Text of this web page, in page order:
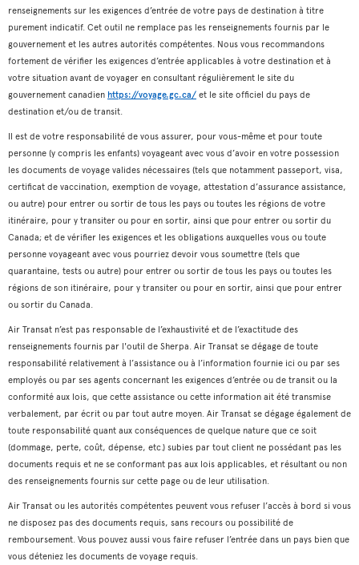
renseignements sur les exigences d’entrée de votre pays de destination à titre
purement indicatif. Cet outil ne remplace pas les renseignements fournis par le
gouvernement et les autres autorités compétentes. Nous vous recommandons
fortement de vérifier les exigences d’entrée applicables à votre destination et à
votre situation avant de voyager en consultant régulièrement le site du
gouvernement canadien https://voyage.gc.ca/ et le site officiel du pays de
destination et/ou de transit.
Il est de votre responsabilité de vous assurer, pour vous-même et pour toute
personne (y compris les enfants) voyageant avec vous d’avoir en votre possession
les documents de voyage valides nécessaires (tels que notamment passeport, visa,
certificat de vaccination, exemption de voyage, attestation d’assurance assistance,
ou autre) pour entrer ou sortir de tous les pays ou toutes les régions de votre
itinéraire, pour y transiter ou pour en sortir, ainsi que pour entrer ou sortir du
Canada; et de vérifier les exigences et les obligations auxquelles vous ou toute
personne voyageant avec vous pourriez devoir vous soumettre (tels que
quarantaine, tests ou autre) pour entrer ou sortir de tous les pays ou toutes les
régions de son itinéraire, pour y transiter ou pour en sortir, ainsi que pour entrer
ou sortir du Canada.
Air Transat n’est pas responsable de l’exhaustivité et de l’exactitude des
renseignements fournis par l'outil de Sherpa. Air Transat se dégage de toute
responsabilité relativement à l’assistance ou à l’information fournie ici ou par ses
employés ou par ses agents concernant les exigences d’entrée ou de transit ou la
conformité aux lois, que cette assistance ou cette information ait été transmise
verbalement, par écrit ou par tout autre moyen. Air Transat se dégage également de
toute responsabilité quant aux conséquences de quelque nature que ce soit
(dommage, perte, coût, dépense, etc.) subies par tout client ne possédant pas les
documents requis et ne se conformant pas aux lois applicables, et résultant ou non
des renseignements fournis sur cette page ou de leur utilisation.
Air Transat ou les autorités compétentes peuvent vous refuser l’accès à bord si vous
ne disposez pas des documents requis, sans recours ou possibilité de
remboursement. Vous pouvez aussi vous faire refuser l’entrée dans un pays bien que
vous déteniez les documents de voyage requis.